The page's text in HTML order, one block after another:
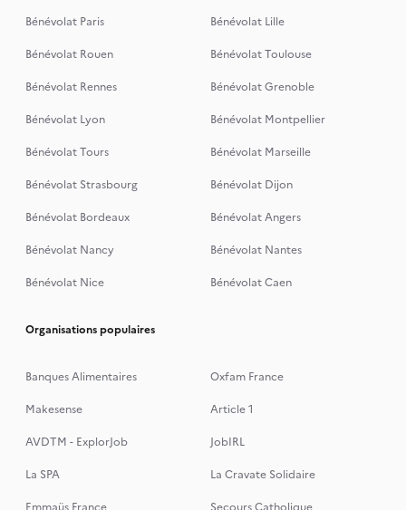
Bénévolat Paris
Bénévolat Lille
Bénévolat Rouen
Bénévolat Toulouse
Bénévolat Rennes
Bénévolat Grenoble
Bénévolat Lyon
Bénévolat Montpellier
Bénévolat Tours
Bénévolat Marseille
Bénévolat Strasbourg
Bénévolat Dijon
Bénévolat Bordeaux
Bénévolat Angers
Bénévolat Nancy
Bénévolat Nantes
Bénévolat Nice
Bénévolat Caen
Organisations populaires
Banques Alimentaires
Oxfam France
Makesense
Article 1
AVDTM - ExplorJob
JobIRL
La SPA
La Cravate Solidaire